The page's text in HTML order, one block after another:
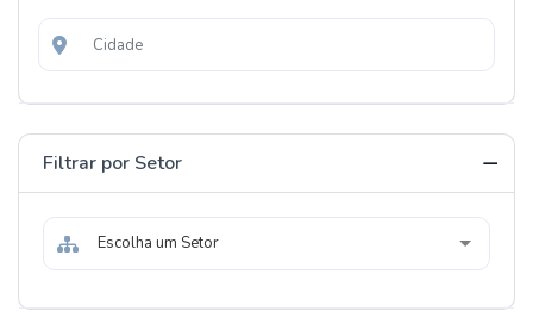
Filtrar por Setor
Escolha um Setor